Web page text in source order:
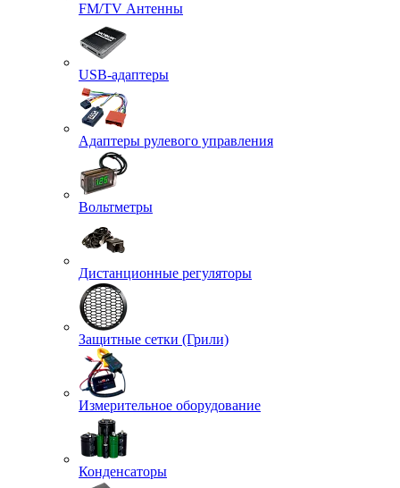
FM/TV Антенны
USB-адаптеры
Адаптеры рулевого управления
Вольтметры
Дистанционные регуляторы
Защитные сетки (Грили)
Измерительное оборудование
Конденсаторы